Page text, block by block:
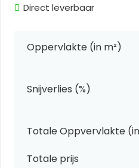
Direct leverbaar
Oppervlakte (in m²)
Snijverlies (%)
Totale Oppvervlakte
Totale prijs